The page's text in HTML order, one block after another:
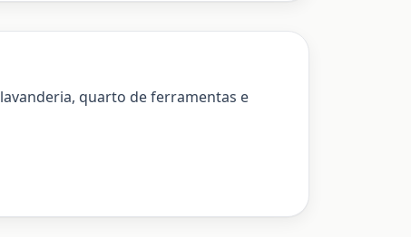
quarto de ferramentas e